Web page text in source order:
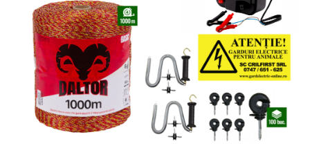
Izolatori pentru poartǎ
Izolatori Speciali
Izolatori pentru sistem T-POST
Pachete Gard electric
Gard electric pentru Animale
sălbatice
Gard Electric pentru Bovine, Oi,